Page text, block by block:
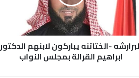
-الختاتنه يباركون لابنهم الدكتور
ابراهيم القرالة بمجلس النواب